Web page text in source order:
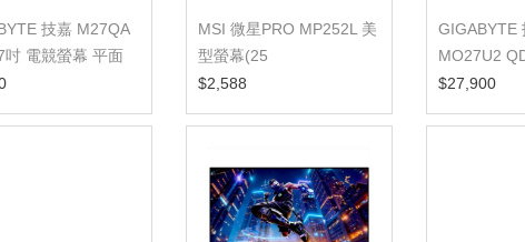
技嘉 M27QA
吋 電競螢幕 平面
MSI 微星PRO MP252L 美
型螢幕(25
型/FHD/HDMI/IPS)
$2,588
GIGABYTE
MO27U2
平面電競螢幕
$27,900